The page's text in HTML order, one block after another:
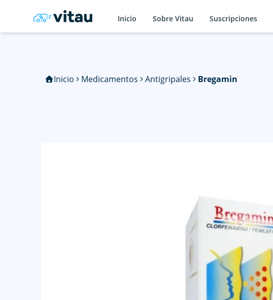
Inicio Sobre Vitau Suscripciones
Inicio Medicamentos Antigripales Bregamin